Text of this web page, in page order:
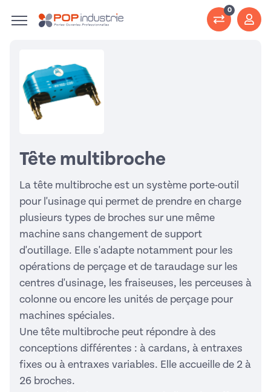
0
Tête multibroche
La tête multibroche est un système porte-outil
pour l'usinage qui permet de prendre en charge
plusieurs types de broches sur une même
machine sans changement de support
d'outillage. Elle s'adapte notamment pour les
opérations de perçage et de taraudage sur les
centres d'usinage, les fraiseuses, les perceuses à
colonne ou encore les unités de perçage pour
machines spéciales.
Une tête multibroche peut répondre à des
conceptions différentes : à cardans, à entraxes
fixes ou à entraxes variables. Elle accueille de 2 à
26 broches.